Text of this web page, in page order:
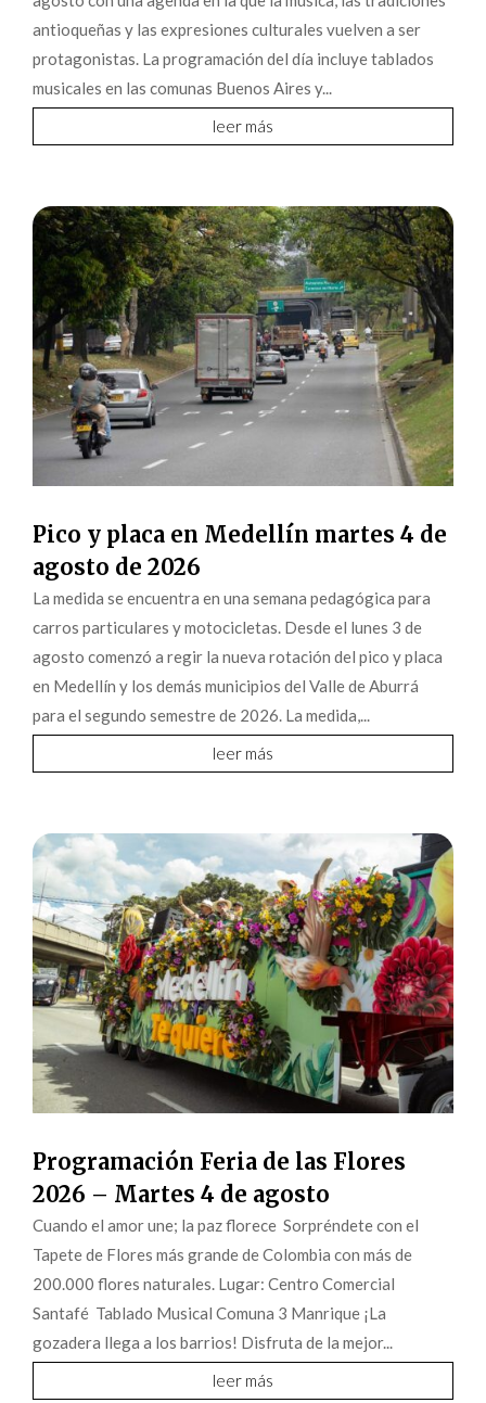
antioqueñas y las expresiones culturales vuelven a ser
protagonistas. La programación del día incluye tablados
musicales en las comunas Buenos Aires y...
leer más
Pico y placa en Medellín martes 4 de
agosto de 2026
La medida se encuentra en una semana pedagógica para
carros particulares y motocicletas. Desde el lunes 3 de
agosto comenzó a regir la nueva rotación del pico y placa
en Medellín y los demás municipios del Valle de Aburrá
para el segundo semestre de 2026. La medida,...
leer más
Programación Feria de las Flores
2026 – Martes 4 de agosto
Cuando el amor une; la paz florece Sorpréndete con el
Tapete de Flores más grande de Colombia con más de
200.000 flores naturales. Lugar: Centro Comercial
Santafé Tablado Musical Comuna 3 Manrique ¡La
gozadera llega a los barrios! Disfruta de la mejor...
leer más